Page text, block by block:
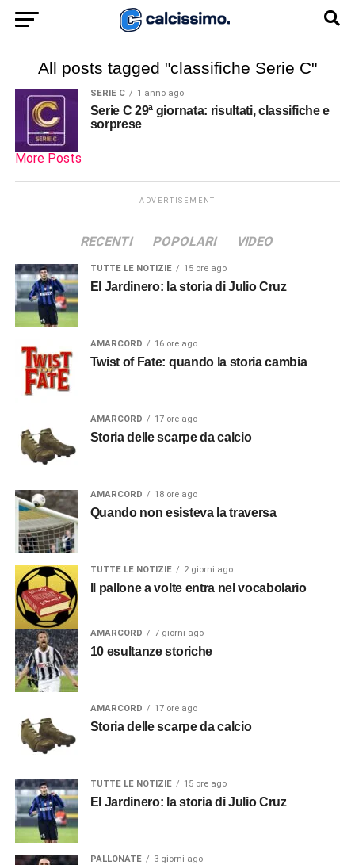
All posts tagged "classifiche Serie C"
SERIE C 1 anno ago
Serie C 29ª giornata: risultati, classifiche e
sorprese
More Posts
ADVERTISEMENT
RECENTI POPOLARI VIDEO
TUTTE LE NOTIZIE 15 ore ago
El Jardinero: la storia di Julio Cruz
AMARCORD 16 ore ago
Twist of Fate: quando la storia cambia
AMARCORD 17 ore ago
Storia delle scarpe da calcio
AMARCORD 18 ore ago
Quando non esisteva la traversa
TUTTE LE NOTIZIE 2 giorni ago
Il pallone a volte entra nel vocabolario
AMARCORD 7 giorni ago
10 esultanze storiche
AMARCORD 17 ore ago
Storia delle scarpe da calcio
TUTTE LE NOTIZIE 15 ore ago
El Jardinero: la storia di Julio Cruz
PALLONATE 3 giorni ago